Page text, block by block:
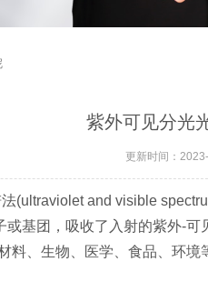
紫外可见分光
更新时间：
and visible
基团，吸收了入射的紫外-
、生物、医学、食品、环境